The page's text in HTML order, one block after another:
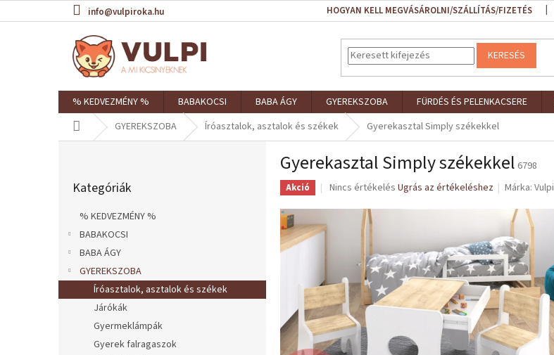
a
info@vulpiroka.hu HOGYAN KELL MEGVÁSÁROLNI/SZÁLLÍTÁS/FIZETÉS
KERESÉS
% KEDVEZMÉNY % BABAKOCSI BABA ÁGY GYEREKSZOBA FÜRDÉS ÉS PELENKACSERE
KezdőlapGYEREKSZOBA Íróasztalok, asztalok és székek Gyerekasztal Simply székekkel
e
átugrása
Kategóriák
% KEDVEZMÉNY %
BABAKOCSI
BABA ÁGY
GYEREKSZOBA
Íróasztalok, asztalok és székek
Járókák
Gyermeklámpák
Gyerek falragaszok
Gyerekasztal Simply székekkel 6798
Akció
A
átlagos
értékelése
csillag.
Nincs értékelés Ugrás az értékeléshez Márka:Vulpi